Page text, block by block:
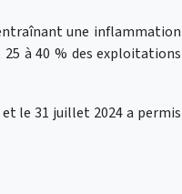
une inflammation
à 40 % des exploitations
le 31 juillet 2024 a permis